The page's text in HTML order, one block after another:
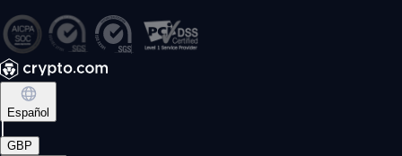
Español
GBP